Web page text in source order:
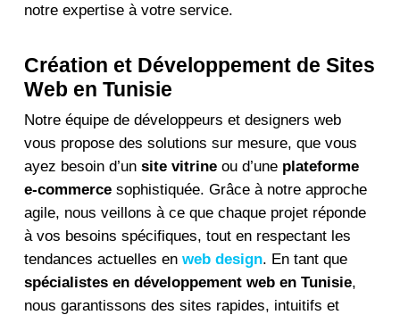
notre expertise à votre service.
Création et Développement de Sites
Web en Tunisie
Notre équipe de développeurs et designers web
vous propose des solutions sur mesure, que vous
ayez besoin d’un site vitrineou d’une plateforme
e-commercesophistiquée. Grâce à notre approche
agile, nous veillons à ce que chaque projet réponde
à vos besoins spécifiques, tout en respectant les
tendances actuelles en web design. En tant que
spécialistes en développement web en Tunisie,
nous garantissons des sites rapides, intuitifs et